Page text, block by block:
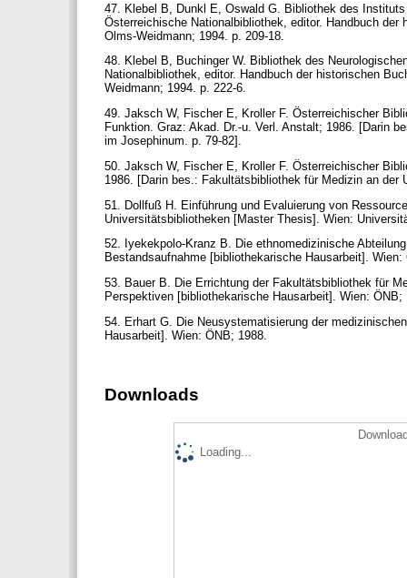
47. Klebel B, Dunkl E, Oswald G. Bibliothek des
Österreichische Nationalbibliothek, editor. Handbuch
Olms-Weidmann; 1994. p. 209-18.
48. Klebel B, Buchinger W. Bibliothek des
Nationalbibliothek, editor. Handbuch der historischen
Weidmann; 1994. p. 222-6.
49. Jaksch W, Fischer E, Kroller F. Österreichischer
Funktion. Graz: Akad. Dr.-u. Verl. Anstalt; 1986. [Darin
im Josephinum. p. 79-82].
50. Jaksch W, Fischer E, Kroller F. Österreichischer
1986. [Darin bes.: Fakultätsbibliothek für Medizin an
51. Dollfuß H. Einführung und Evaluierung von
Universitätsbibliotheken [Master Thesis]. Wien:
52. Iyekekpolo-Kranz B. Die ethnomedizinische
Bestandsaufnahme [bibliothekarische Hausarbeit].
53. Bauer B. Die Errichtung der Fakultätsbibliothek für
Perspektiven [bibliothekarische Hausarbeit]. Wien:
54. Erhart G. Die Neusystematisierung der
Hausarbeit]. Wien: ÖNB; 1988.
Downloads
Loading...